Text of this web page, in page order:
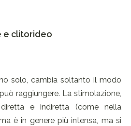
e clitorideo
solo, cambia soltanto il modo
raggiungere. La stimolazione,
e indiretta (come nella
è in genere più intensa, ma si